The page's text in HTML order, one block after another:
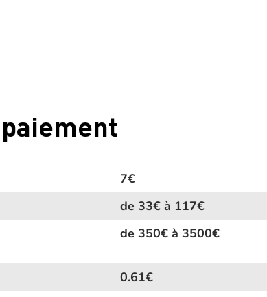
7€
de 33€ à 117€
de 350€ à 3500€
0.61€